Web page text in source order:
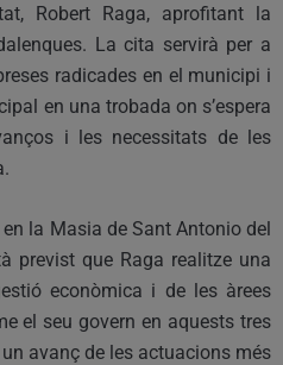
Robert Raga, aprofitant la
La cita servirà per a
radicades en el municipi i
en una trobada on s’espera
i les necessitats de les
en la Masia de Sant Antonio del
previst que Raga realitze una
econòmica i de les àrees
el seu govern en aquests tres
avanç de les actuacions més